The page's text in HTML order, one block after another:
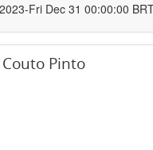
Fri Dec 31 00:00:00
Pinto